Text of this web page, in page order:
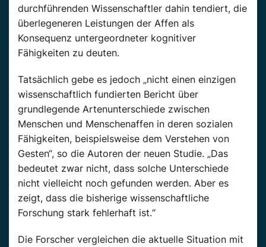
durchführenden Wissenschaftler dahin tendiert, die
überlegeneren Leistungen der Affen als
Konsequenz untergeordneter kognitiver
Fähigkeiten zu deuten.
Tatsächlich gebe es jedoch „nicht einen einzigen
wissenschaftlich fundierten Bericht über
grundlegende Artenunterschiede zwischen
Menschen und Menschenaffen in deren sozialen
Fähigkeiten, beispielsweise dem Verstehen von
Gesten“, so die Autoren der neuen Studie. „Das
bedeutet zwar nicht, dass solche Unterschiede
nicht vielleicht noch gefunden werden. Aber es
zeigt, dass die bisherige wissenschaftliche
Forschung stark fehlerhaft ist.“
Die Forscher vergleichen die aktuelle Situation mit